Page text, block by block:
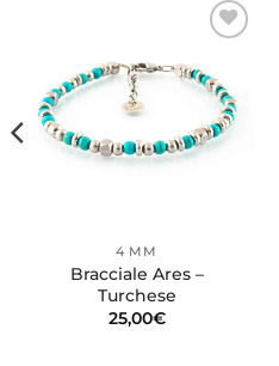
alla lista
dei
desideri
4 MM
Bracciale Ares –
Turchese
25,00€